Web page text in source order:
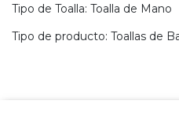
Tipo de Toalla: Toalla de Mano
Tipo de producto: Toallas de